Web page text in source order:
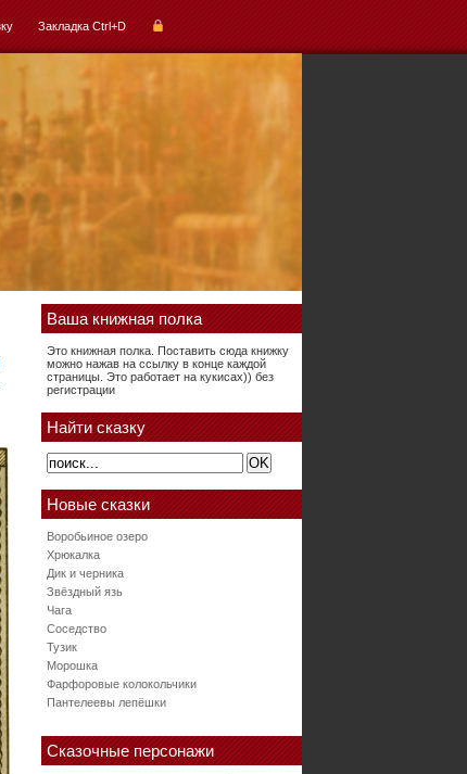
Закладка Ctrl+D
Ваша книжная полка
Это книжная полка. Поставить сюда книжку
можно нажав на ссылку в конце каждой
страницы. Это работает на кукисах)) без
регистрации
Найти сказку
Новые сказки
Воробьиное озеро
Хрюкалка
Дик и черника
Звёздный язь
Чага
Соседство
Тузик
Морошка
Фарфоровые колокольчики
Пантелеевы лепёшки
Сказочные персонажи